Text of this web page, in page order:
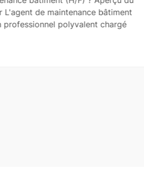
couvreur assiste le couvreur
dans l’installation, la